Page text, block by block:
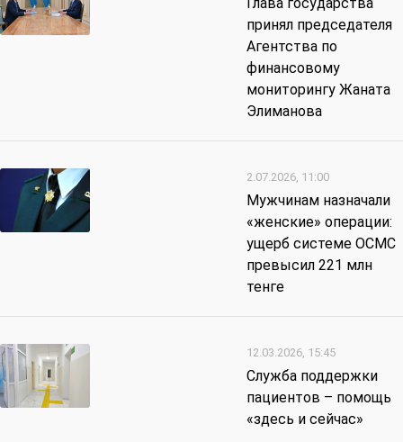
принял председателя
Агентства по
финансовому
мониторингу Жаната
Элиманова
2.07.2026, 11:00
Мужчинам назначали
«женские» операции:
ущерб системе ОСМС
превысил 221 млн
тенге
12.03.2026, 15:45
Служба поддержки
пациентов – помощь
«здесь и сейчас»